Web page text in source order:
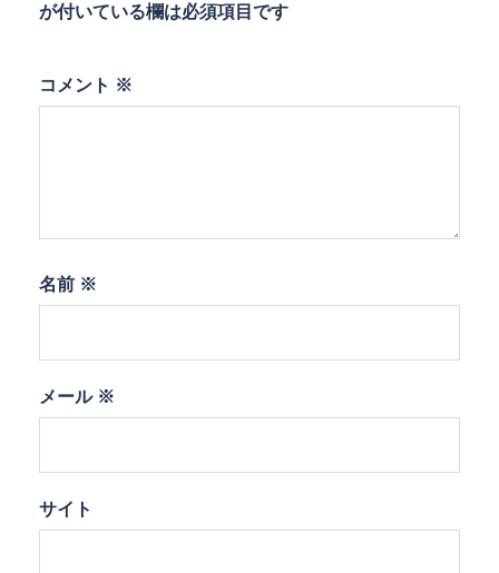
が付いている欄は必須項目です
コメント ※
名前 ※
メール ※
サイト